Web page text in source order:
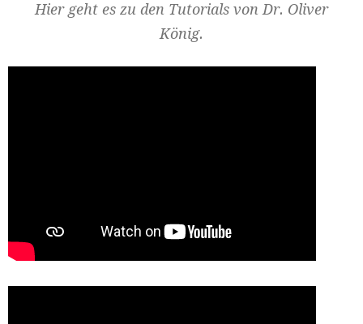
Hier geht es zu den Tutorials von Dr. Oliver
König.